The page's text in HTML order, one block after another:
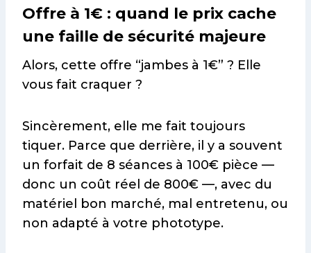
Offre à 1€ : quand le prix cache
une faille de sécurité majeure
Alors, cette offre “jambes à 1€” ? Elle
vous fait craquer ?
Sincèrement, elle me fait toujours
tiquer. Parce que derrière, il y a souvent
un forfait de 8 séances à 100€ pièce —
donc un coût réel de 800€ —, avec du
matériel bon marché, mal entretenu, ou
non adapté à votre phototype.